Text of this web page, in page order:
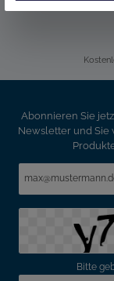
Abonnieren Sie
Newsletter und Sie
Bitte